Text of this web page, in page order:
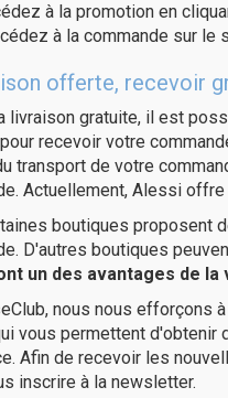
à la promotion en
à la commande sur le
offerte, recevoir
livraison gratuite, il est
recevoir votre
transport de votre
Actuellement, Alessi
boutiques proposent
D'autres boutiques
un des avantages de la
nous nous efforçons
vous permettent d'obtenir
Afin de recevoir les
inscrire à la newsletter.